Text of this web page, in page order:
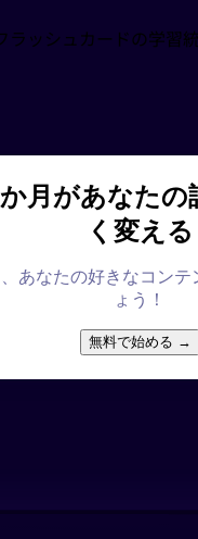
ラッシュカードの学習
月があなたの
く変える
あなたの好きなコンテ
ょう！
無料で始める →
続ける。それが、
SEULGI ☾༓⋆*